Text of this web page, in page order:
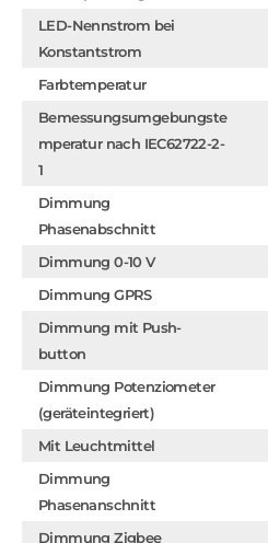
LED-Nennstrom bei
Konstantstrom
Farbtemperatur
Bemessungsumgebungste
mperatur nach IEC62722-2-
1
Dimmung
Phasenabschnitt
Dimmung 0-10 V
Dimmung GPRS
Dimmung mit Push-
button
Dimmung Potenziometer
(geräteintegriert)
Mit Leuchtmittel
Dimmung
Phasenanschnitt
Dimmung Zigbee